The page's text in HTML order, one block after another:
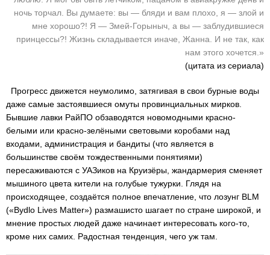
ночь торчал. Вы думаете: вы — бляди и вам плохо, я — злой и
мне хорошо?! Я — Змей-Горыныч, а вы — заблудившиеся
принцессы?! Жизнь складывается иначе, Жанна. И не так, как
нам этого хочется.»
(цитата из сериала)
Прогресс движется неумолимо, затягивая в свои бурные воды
даже самые застоявшиеся омуты провинциальных мирков.
Бывшие лавки РайПО обзаводятся новомодными красно-
белыми или красно-зелёными световыми коробами над
входами, администрация и бандиты (что является в
большинстве своём тождественными понятиями)
пересаживаются с УАЗиков на Круизёры, жандармерия сменяет
мышиного цвета кители на голубые тужурки. Глядя на
происходящее, создаётся полное впечатление, что лозунг BLM
(«Bydlo Lives Matter») размашисто шагает по стране широкой, и
мнение простых людей даже начинает интересовать кого-то,
кроме них самих. Радостная тенденция, чего уж там.